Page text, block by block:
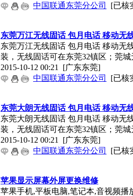
中国联通东莞分公司
[已核
东莞万江无线固话 包月电话 移动无
东莞万江无线固话 包月电话 移动无
装，无线固话可在东莞32镇区；莞城
2015-10-12 00:21 [广东东莞]
中国联通东莞分公司
[已核
东莞大朗无线固话 包月电话 移动无
东莞大朗无线固话 包月电话 移动无
装，无线固话可在东莞32镇区；莞城
2015-10-12 00:21 [广东东莞]
中国联通东莞分公司
[已核
苹果显示屏幕外屏更换维修
苹果手机,平板电脑,笔记本,音视频